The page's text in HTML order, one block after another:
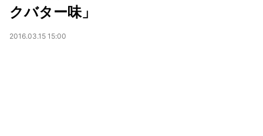
クバター味」
2016.03.15 15:00